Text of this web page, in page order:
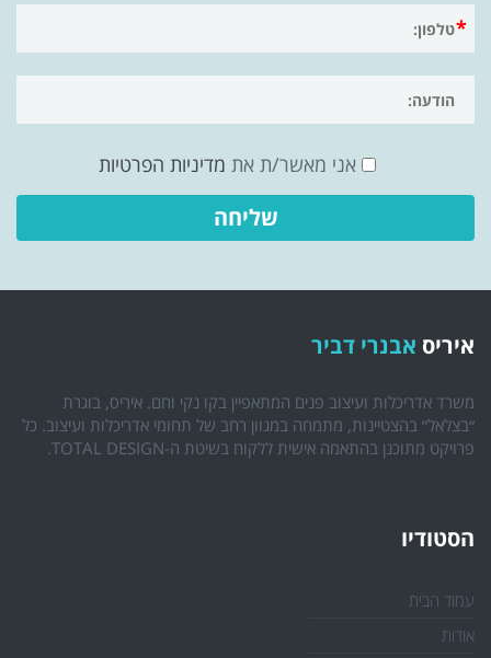
אני מאשר/ת את מדיניות הפרטיות
איריס אבנרי דביר
משרד אדריכלות ועיצוב פנים המתאפיין בקו נקי וחם. איריס, בוגרת
״בצלאל״ בהצטיינות, מתמחה במגוון רחב של תחומי אדריכלות ועיצוב. כל
פרויקט מתוכנן בהתאמה אישית ללקוח בשיטת ה-TOTAL DESIGN.
הסטודיו
עמוד הבית
אודות